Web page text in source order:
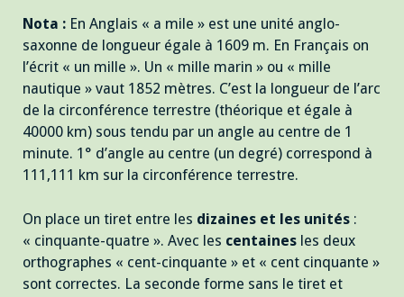
Nota : En Anglais « a mile » est une unité anglo-
saxonne de longueur égale à 1609 m. En Français on
l’écrit « un mille ». Un « mille marin » ou « mille
nautique » vaut 1852 mètres. C’est la longueur de l’arc
de la circonférence terrestre (théorique et égale à
40000 km) sous tendu par un angle au centre de 1
minute. 1° d’angle au centre (un degré) correspond à
111,111 km sur la circonférence terrestre.
On place un tiret entre les dizaines et les unités :
« cinquante-quatre ». Avec les centaines les deux
orthographes « cent-cinquante » et « cent cinquante »
sont correctes. La seconde forme sans le tiret et